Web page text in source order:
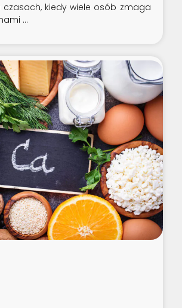
czasach, kiedy wiele osób zmaga